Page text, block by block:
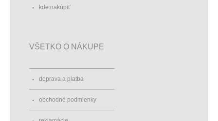
kde nakúpiť
VŠETKO O NÁKUPE
doprava a platba
obchodné podmienky